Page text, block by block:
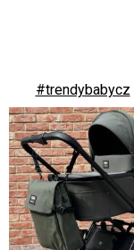
#trendybabycz